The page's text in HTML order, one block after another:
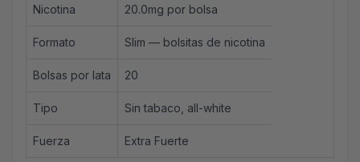
Nicotina 20.0mg por bolsa
Formato Slim — bolsitas de nicotina
Bolsas por lata 20
Tipo Sin tabaco, all-white
Fuerza Extra Fuerte